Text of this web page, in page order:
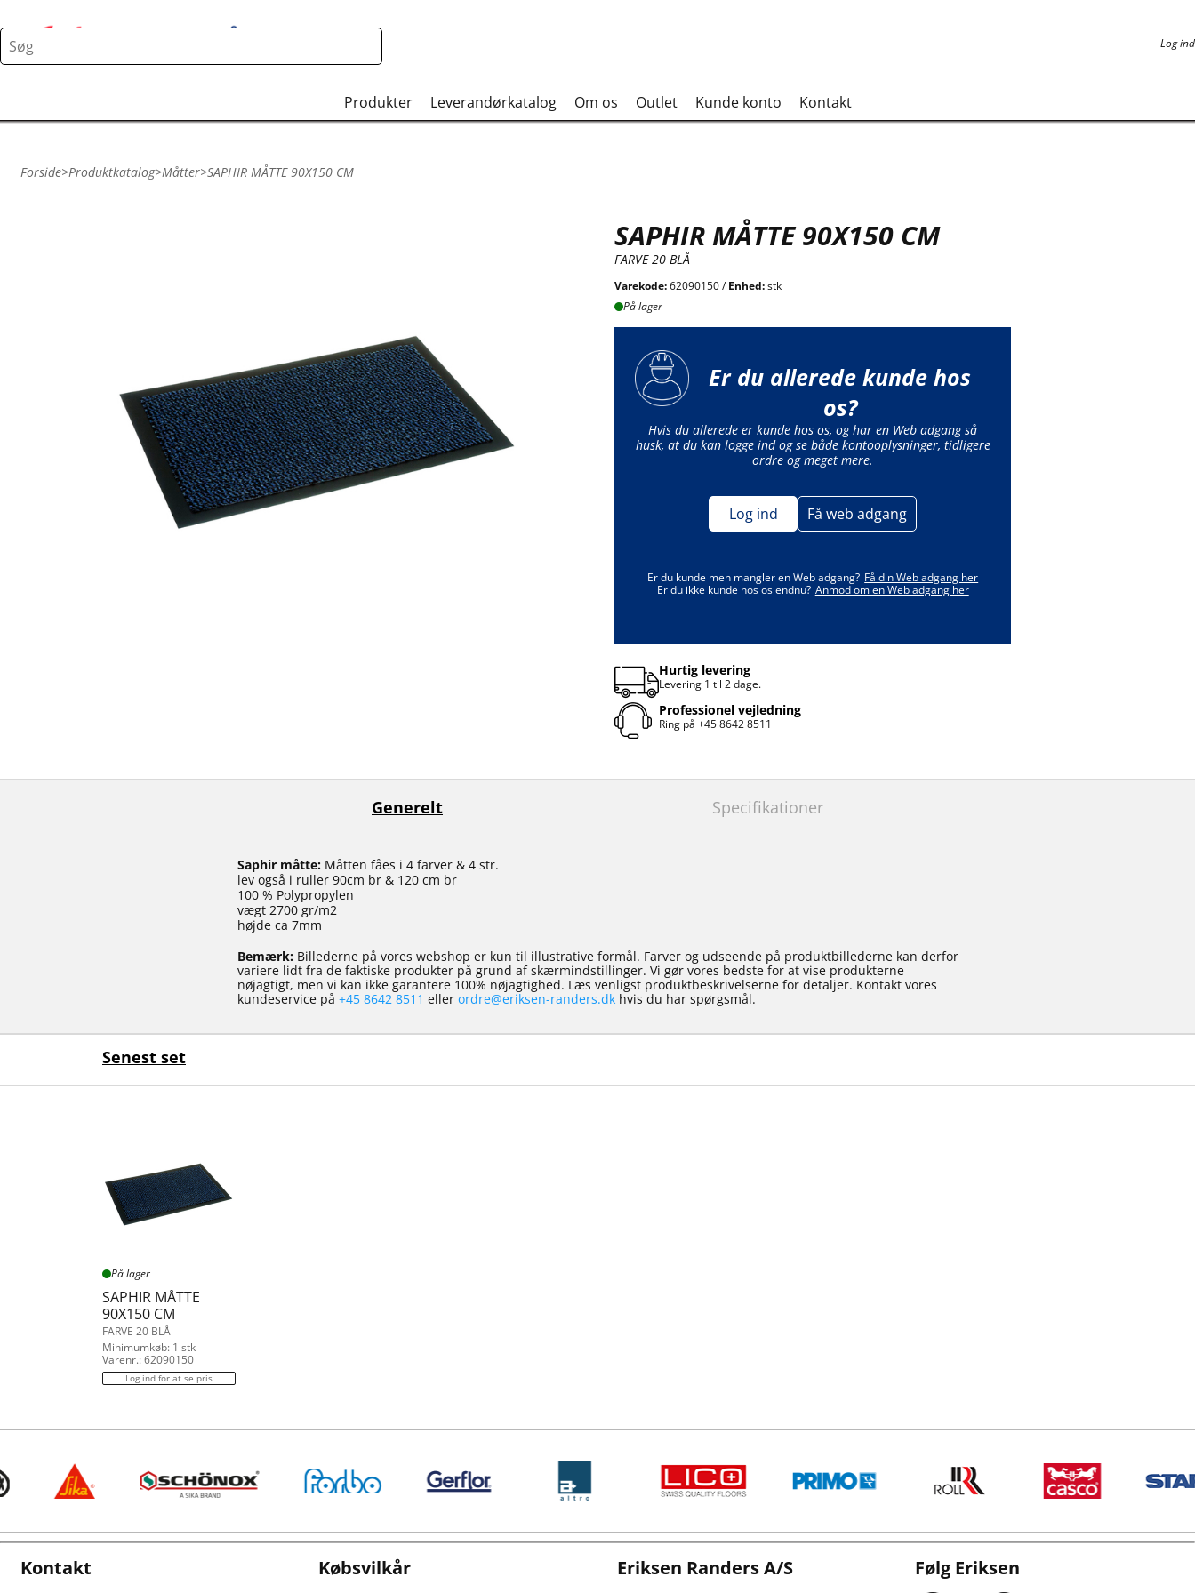
Log ind
Produkter Leverandørkatalog Om os Outlet Kunde konto Kontakt
Forside>Produktkatalog>Måtter>SAPHIR MÅTTE 90X150 CM
SAPHIR MÅTTE 90X150 CM
FARVE 20 BLÅ
Varekode:62090150 /Enhed:stk
På lager
Er du allerede kunde hos
os?
Hvis du allerede er kunde hos os, og har en Web adgang så
husk, at du kan logge ind og se både kontooplysninger, tidligere
ordre og meget mere.
Log ind Få web adgang
Er du kunde men mangler en Web adgang? Få din Web adgang her
Er du ikke kunde hos os endnu? Anmod om en Web adgang her
Hurtig levering
Levering 1 til 2 dage.
Professionel vejledning
Ring på+45 8642 8511
Generelt Specifikationer
Saphir måtte:Måtten fåes i 4 farver & 4 str.
lev også i ruller 90cm br & 120 cm br
100 % Polypropylen
vægt 2700 gr/m2
højde ca 7mm
Bemærk:Billederne på vores webshop er kun til illustrative formål. Farver og udseende på produktbillederne kan derfor
variere lidt fra de faktiske produkter på grund af skærmindstillinger. Vi gør vores bedste for at vise produkterne
nøjagtigt, men vi kan ikke garantere 100% nøjagtighed. Læs venligst produktbeskrivelserne for detaljer. Kontakt vores
kundeservice på +45 8642 8511 eller ordre@eriksen-randers.dkhvis du har spørgsmål.
Senest set
På lager
SAPHIR MÅTTE
90X150 CM
FARVE 20 BLÅ
Minimumkøb: 1 stk
Varenr.: 62090150
Log ind for at se pris
Kontakt Købsvilkår Eriksen Randers A/S Følg Eriksen